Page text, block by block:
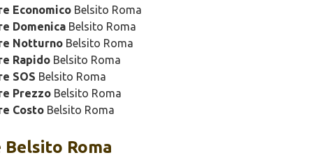
EconomicoBelsito Roma
DomenicaBelsito Roma
NotturnoBelsito Roma
RapidoBelsito Roma
SOS Belsito Roma
PrezzoBelsito Roma
CostoBelsito Roma
Roma